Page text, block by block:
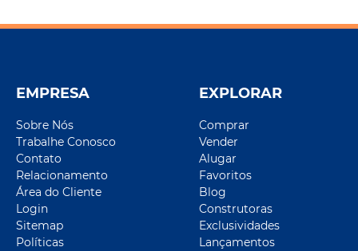
EMPRESA
Sobre Nós
Trabalhe Conosco
Contato
Relacionamento
Área do Cliente
Login
Sitemap
Políticas
EXPLORAR
Comprar
Vender
Alugar
Favoritos
Blog
Construtoras
Exclusividades
Lançamentos